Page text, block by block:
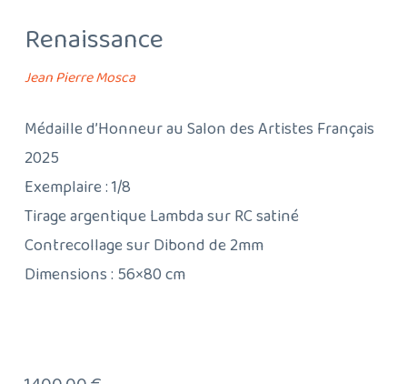
Renaissance
Jean Pierre Mosca
Médaille d’Honneur au Salon des Artistes Français
2025
Exemplaire : 1/8
Tirage argentique Lambda sur RC satiné
Contrecollage sur Dibond de 2mm
Dimensions : 56×80 cm